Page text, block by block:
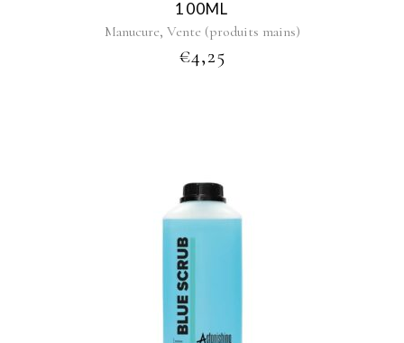
100ML
Manucure, Vente (produits mains)
€4,25